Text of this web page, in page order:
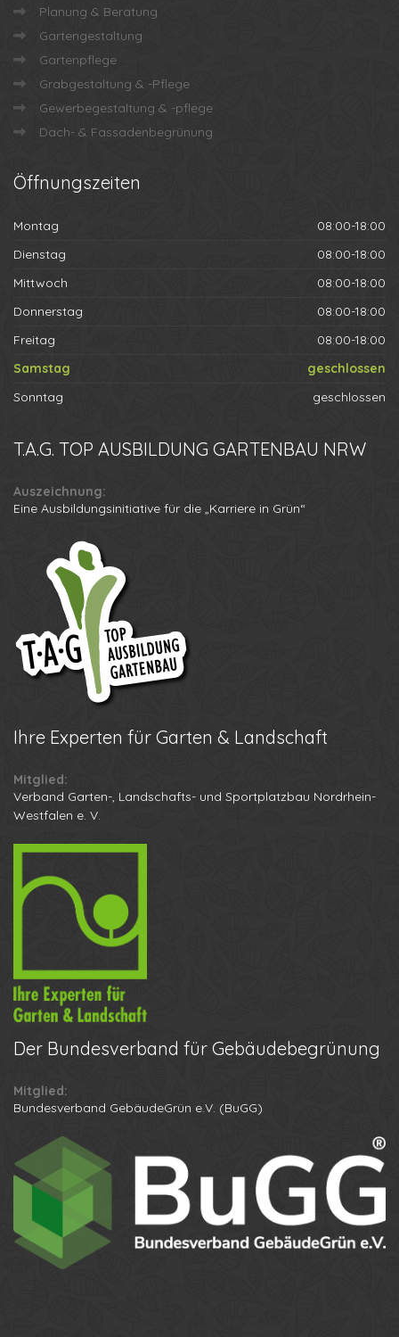
Planung & Beratung
Gartengestaltung
Gartenpflege
Grabgestaltung & -Pflege
Gewerbegestaltung & -pflege
Dach- & Fassadenbegrünung
Öffnungszeiten
Montag
08:00-18:00
Dienstag
08:00-18:00
Mittwoch
08:00-18:00
Donnerstag
08:00-18:00
Freitag
08:00-18:00
Samstag
geschlossen
Sonntag
geschlossen
T.A.G. TOP AUSBILDUNG GARTENBAU NRW
Auszeichnung:
Eine Ausbildungsinitiative für die „Karriere in Grün“
Ihre Experten für Garten & Landschaft
Mitglied:
Verband Garten-, Landschafts- und Sportplatzbau Nordrhein-
Westfalen e. V.
Der Bundesverband für Gebäudebegrünung
Mitglied:
Bundesverband GebäudeGrün e.V. (BuGG)